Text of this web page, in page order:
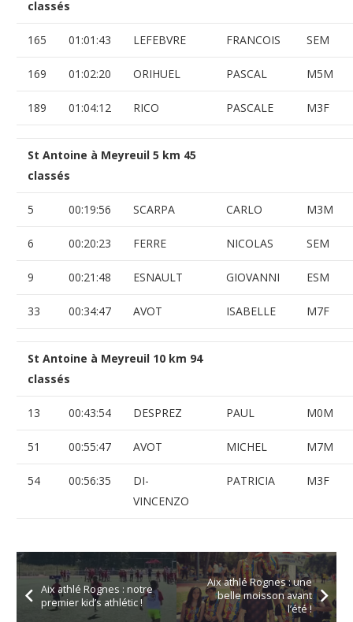
classés
165 01:01:43 LEFEBVRE FRANCOIS SEM
169 01:02:20 ORIHUEL PASCAL M5M
189 01:04:12 RICO PASCALE M3F
St Antoine à Meyreuil 5 km 45
classés
5 00:19:56 SCARPA CARLO M3M
6 00:20:23 FERRE NICOLAS SEM
9 00:21:48 ESNAULT GIOVANNI ESM
33 00:34:47 AVOT ISABELLE M7F
St Antoine à Meyreuil 10 km 94
classés
13 00:43:54 DESPREZ PAUL M0M
51 00:55:47 AVOT MICHEL M7M
54 00:56:35
DI-
VINCENZO
PATRICIA M3F
Aix athlé Rognes : notre
premier kid’s athlétic !
Aix athlé Rognes : une
belle moisson avant
l’été !